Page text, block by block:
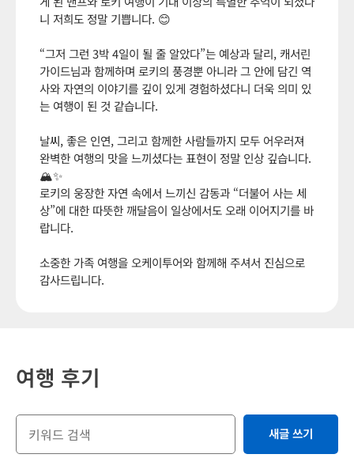
니 저희도 정말 기쁩니다. 😊
“그저 그런 3박 4일이 될 줄 알았다”는 예상과 달리, 캐서린
가이드님과 함께하며 로키의 풍경뿐 아니라 그 안에 담긴 역
사와 자연의 이야기를 깊이 있게 경험하셨다니 더욱 의미 있
는 여행이 된 것 같습니다.
날씨, 좋은 인연, 그리고 함께한 사람들까지 모두 어우러져
완벽한 여행의 맛을 느끼셨다는 표현이 정말 인상 깊습니다.
🏔️✨
로키의 웅장한 자연 속에서 느끼신 감동과 “더불어 사는 세
상”에 대한 따뜻한 깨달음이 일상에서도 오래 이어지기를 바
랍니다.
소중한 가족 여행을 오케이투어와 함께해 주셔서 진심으로
감사드립니다.
여행 후기
새글 쓰기